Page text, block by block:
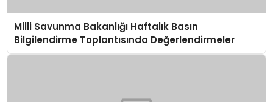
Milli Savunma Bakanlığı Haftalık Basın
Bilgilendirme Toplantısında Değerlendirmeler